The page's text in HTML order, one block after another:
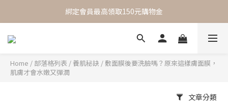
One Day One Masking  極簡保養｜極致呵護
綁定會員最高領取150元購物金
One Day One Masking  極簡保養｜極致呵護
Home / 部落格列表 / 養肌秘訣 /敷面膜後要洗臉嗎？原來這樣膚面膜，
肌膚才會水嫩又彈潤
文章分類